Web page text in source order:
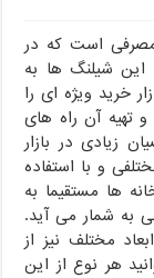
مصرفی است که در
این شیلنگ ها به
خرید ویژه ای را
تهیه آن راه های
زیادی در بازار
و با استفاده
ها مستقیما به
به شمار می آید.
مختلف نیز از
هر نوع از این